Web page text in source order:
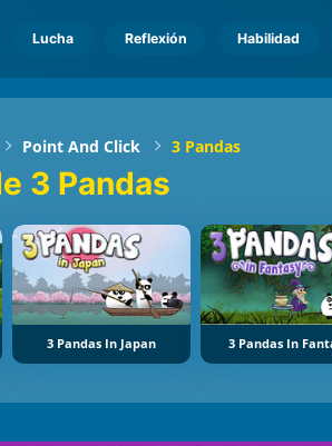
Lucha Reflexión Habilidad
Point And Click 3 Pandas
3 Pandas
3 Pandas In Japan 3 Pandas In